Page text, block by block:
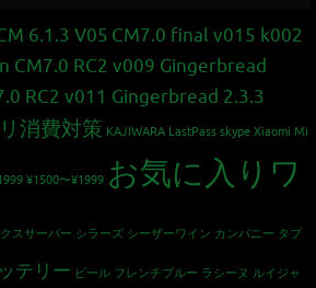
6.1.3 V05 CM7.0 final v015 k002
CM7.0 RC2 v009 Gingerbread
RC2 v011 Gingerbread 2.3.3
消費対策 KAJIWARA LastPass skype Xiaomi Mi
¥1500〜¥1999 お気に入りワ
スサーバー シラーズ シーザーワイン カンパニー タブ
テリー ビール フレンチブルー ラシーヌ ルイジャ